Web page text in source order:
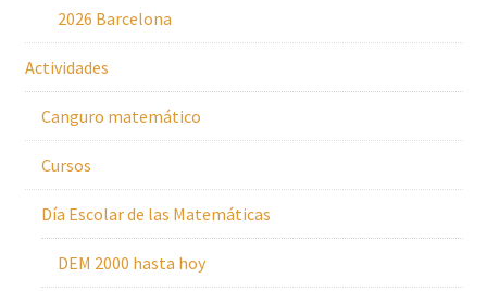
2026 Barcelona
Actividades
Canguro matemático
Cursos
Día Escolar de las Matemáticas
DEM 2000 hasta hoy